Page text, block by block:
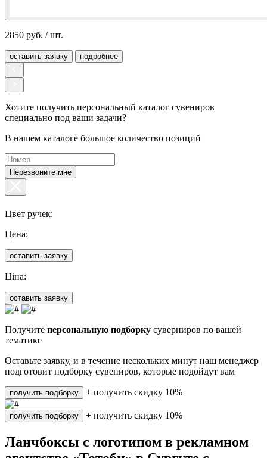
2850 руб. / шт.
оставить заявку подробнее
Хотите получить персональный каталог сувениров
специально под ваши задачи?
В нашем каталоге большое количество позиций
Перезвоните мне
Цвет ручек:
Цена:
оставить заявку
Ціна:
оставить заявку
Получите персональную подборку суверниров по вашей
тематике
Оставьте заявку, и в течение нескольких минут наш менеджер
подготовит подборку сувениров, которые подойдут вам
получить подборку + получить скидку 10%
получить подборку + получить скидку 10%
Ланчбоксы с логотипом в рекламном